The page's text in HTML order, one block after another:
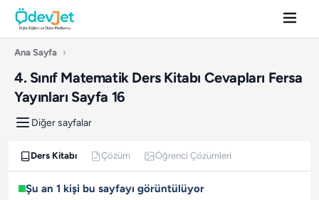
Ana Sayfa ›
4. Sınıf Matematik Ders Kitabı Cevapları Fersa
Yayınları Sayfa 16
Diğer sayfalar
Ders Kitabı Çözüm Öğrenci Çözümleri
Şu an 1 kişi bu sayfayı görüntülüyor